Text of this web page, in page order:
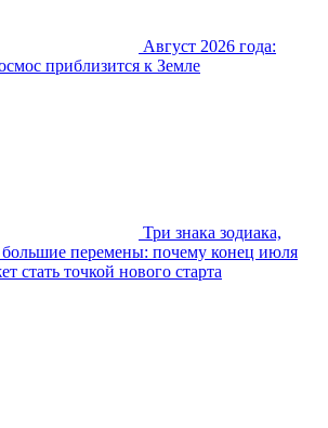
Август 2026 года:
приблизится к Земле
Три знака зодиака,
перемены: почему конец июля
стать точкой нового старта